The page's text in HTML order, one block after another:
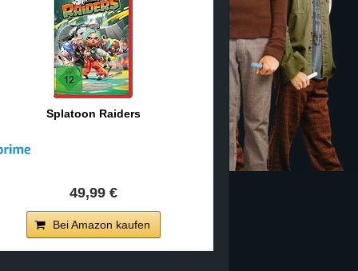
Splatoon Raiders
49,99 €
Bei Amazon kaufen